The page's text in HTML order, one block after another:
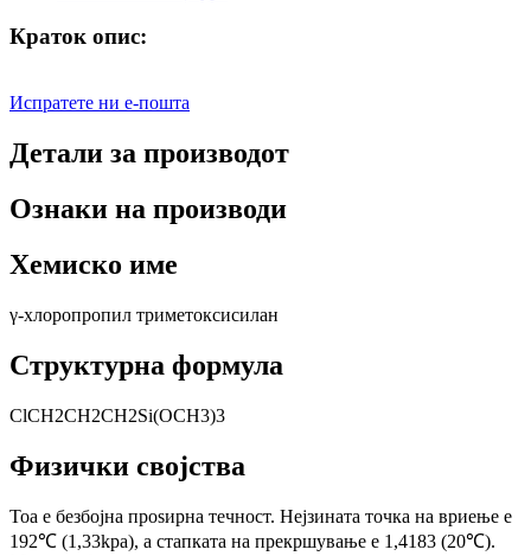
Краток опис:
Испратете ни е-пошта
Детали за производот
Ознаки на производи
Хемиско име
γ-хлоропропил триметоксисилан
Структурна формула
ClCH2CH2CH2Si(OCH3)3
Физички својства
Тоа е безбојна проѕирна течност. Нејзината точка на вриење е
192℃ (1,33kpa), а стапката на прекршување е 1,4183 (20℃).